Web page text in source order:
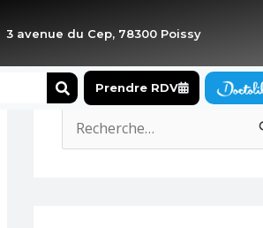
3 avenue du Cep, 78300 Poissy
SearchPrendre RDV